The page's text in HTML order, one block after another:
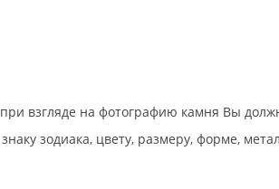
взгляде на фотографию камня Вы
зодиака, цвету, размеру, форме,